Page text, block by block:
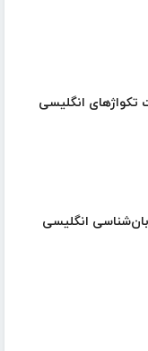
تکواژهای انگلیسی
انگلیسی